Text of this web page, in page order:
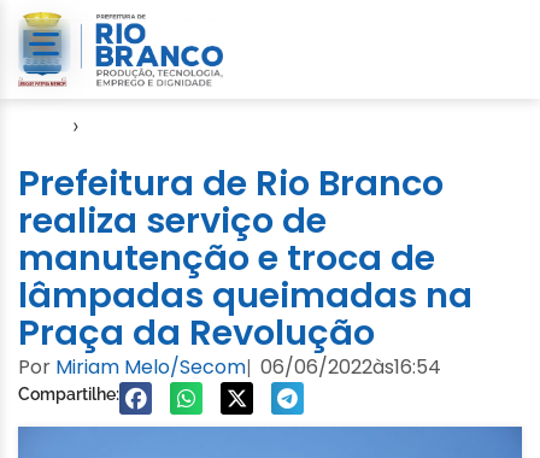
›
Prefeitura de Rio Branco
realiza serviço de
manutenção e troca de
lâmpadas queimadas na
Praça da Revolução
Por Miriam Melo/Secom| 06/06/2022às16:54
Compartilhe: